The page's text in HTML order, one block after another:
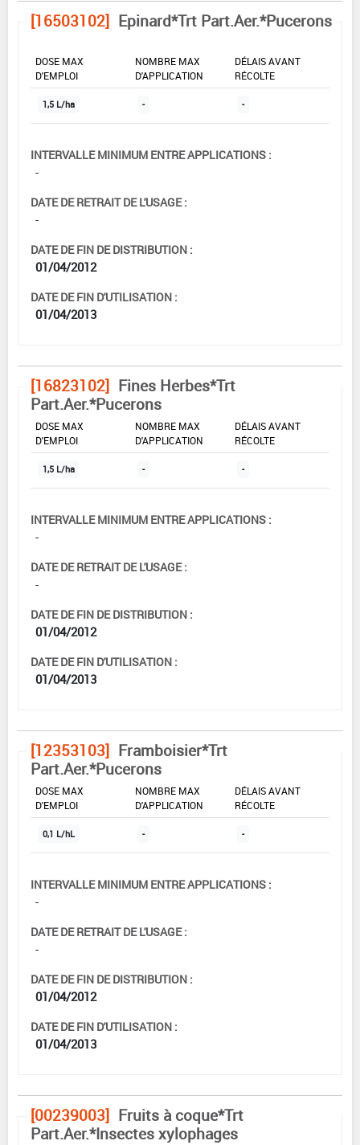
[16503102] Epinard*Trt Part.Aer.*Pucerons
DOSE MAX
D'EMPLOI
NOMBRE MAX
D'APPLICATION
DÉLAIS AVANT
RÉCOLTE
1,5 L/ha - -
INTERVALLE MINIMUM ENTRE APPLICATIONS :
-
DATE DE RETRAIT DE L'USAGE :
-
DATE DE FIN DE DISTRIBUTION :
01/04/2012
DATE DE FIN D'UTILISATION :
01/04/2013
[16823102] Fines Herbes*Trt
Part.Aer.*Pucerons
DOSE MAX
D'EMPLOI
NOMBRE MAX
D'APPLICATION
DÉLAIS AVANT
RÉCOLTE
1,5 L/ha - -
INTERVALLE MINIMUM ENTRE APPLICATIONS :
-
DATE DE RETRAIT DE L'USAGE :
-
DATE DE FIN DE DISTRIBUTION :
01/04/2012
DATE DE FIN D'UTILISATION :
01/04/2013
[12353103] Framboisier*Trt
Part.Aer.*Pucerons
DOSE MAX
D'EMPLOI
NOMBRE MAX
D'APPLICATION
DÉLAIS AVANT
RÉCOLTE
0,1 L/hL - -
INTERVALLE MINIMUM ENTRE APPLICATIONS :
-
DATE DE RETRAIT DE L'USAGE :
-
DATE DE FIN DE DISTRIBUTION :
01/04/2012
DATE DE FIN D'UTILISATION :
01/04/2013
[00239003] Fruits à coque*Trt
Part.Aer.*Insectes xylophages